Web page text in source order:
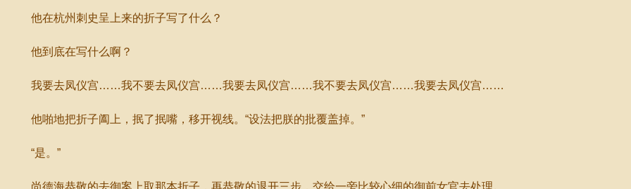
他在杭州刺史呈上来的折子写了什么？
他到底在写什么啊？
我要去凤仪宫……我不要去凤仪宫……我要去凤仪宫……我不要去凤仪宫……我要去凤仪宫……
他啪地把折子阖上，抿了抿嘴，移开视线。“设法把朕的批覆盖掉。”
“是。”
尚德海恭敬的去御案上取那本折子，再恭敬的退开三步，交给一旁比较心细的御前女官去处理。